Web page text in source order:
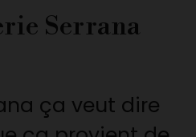
Serrana
ça veut dire